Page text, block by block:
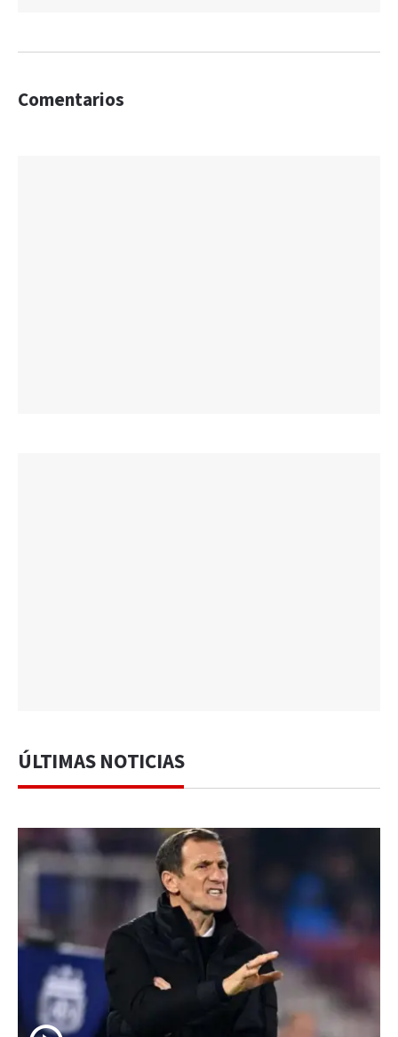
Comentarios
ÚLTIMAS NOTICIAS